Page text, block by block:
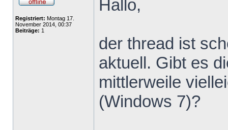
Registriert: Montag 17.
November 2014, 00:37
Beiträge: 1
Hallo,
der thread ist
aktuell. Gibt es
mittlerweile
(Windows 7)?